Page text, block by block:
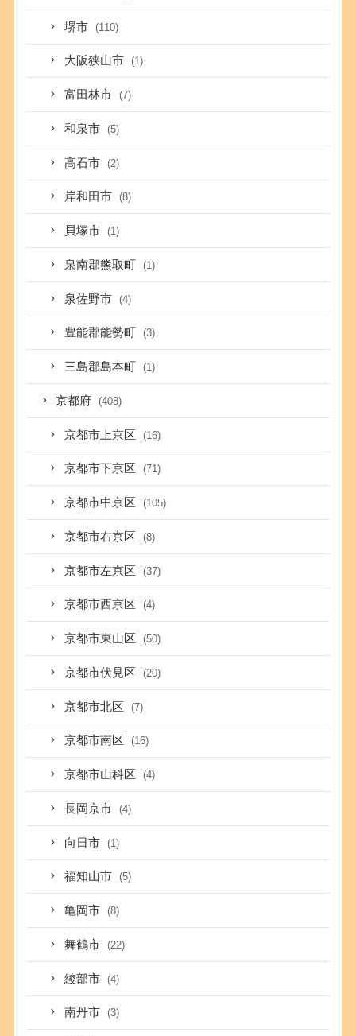
堺市 (110)
大阪狭山市 (1)
富田林市 (7)
和泉市 (5)
高石市 (2)
岸和田市 (8)
貝塚市 (1)
泉南郡熊取町 (1)
泉佐野市 (4)
豊能郡能勢町 (3)
三島郡島本町 (1)
京都府 (408)
京都市上京区 (16)
京都市下京区 (71)
京都市中京区 (105)
京都市右京区 (8)
京都市左京区 (37)
京都市西京区 (4)
京都市東山区 (50)
京都市伏見区 (20)
京都市北区 (7)
京都市南区 (16)
京都市山科区 (4)
長岡京市 (4)
向日市 (1)
福知山市 (5)
亀岡市 (8)
舞鶴市 (22)
綾部市 (4)
南丹市 (3)